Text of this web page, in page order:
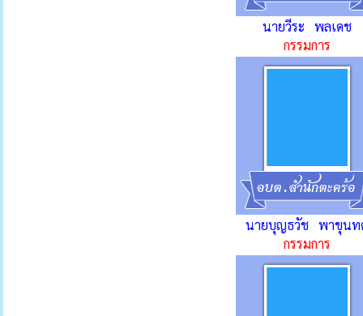
นายวีระ พลเดช
กรรมการ
นายบุญธวัช พาขุนท
กรรมการ